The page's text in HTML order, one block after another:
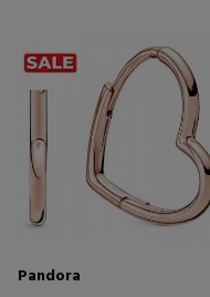
Pandora